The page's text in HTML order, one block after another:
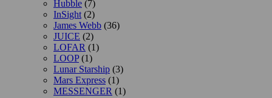
Hubble (7)
InSight (2)
James Webb (36)
JUICE (2)
LOFAR (1)
LOOP(1)
Lunar Starship (3)
Mars Express (1)
MESSENGER (1)